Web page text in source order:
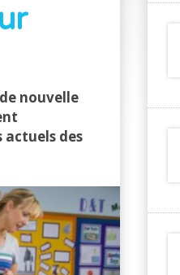
nouvelle
actuels des